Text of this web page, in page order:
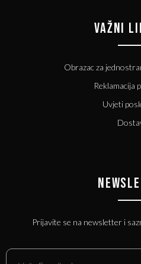
VAŽNI
Obrazac za
Reklamacija
Uvjeti
Prijavite se na newsletter i